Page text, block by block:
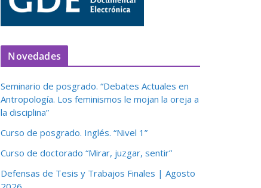
Novedades
Seminario de posgrado. “Debates Actuales en
Antropología. Los feminismos le mojan la oreja a
la disciplina”
Curso de posgrado. Inglés. “Nivel 1”
Curso de doctorado “Mirar, juzgar, sentir”
Defensas de Tesis y Trabajos Finales | Agosto